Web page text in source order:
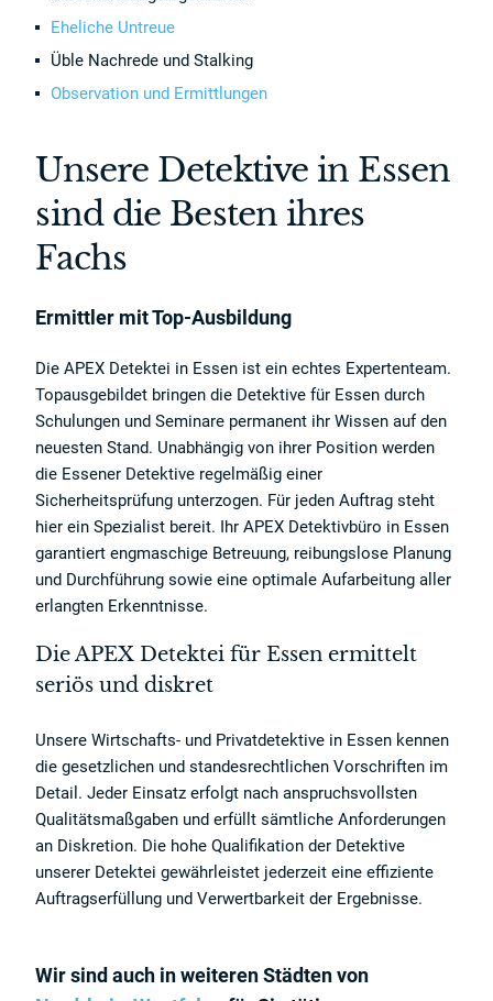
Eheliche Untreue
Üble Nachrede und Stalking
Observation und Ermittlungen
Unsere Detektive in Essen
sind die Besten ihres
Fachs
Ermittler mit Top-Ausbildung
Die APEX Detektei in Essen ist ein echtes Expertenteam.
Topausgebildet bringen die Detektive für Essen durch
Schulungen und Seminare permanent ihr Wissen auf den
neuesten Stand. Unabhängig von ihrer Position werden
die Essener Detektive regelmäßig einer
Sicherheitsprüfung unterzogen. Für jeden Auftrag steht
hier ein Spezialist bereit. Ihr APEX Detektivbüro in Essen
garantiert engmaschige Betreuung, reibungslose Planung
und Durchführung sowie eine optimale Aufarbeitung aller
erlangten Erkenntnisse.
Die APEX Detektei für Essen ermittelt
seriös und diskret
Unsere Wirtschafts- und Privatdetektive in Essen kennen
die gesetzlichen und standesrechtlichen Vorschriften im
Detail. Jeder Einsatz erfolgt nach anspruchsvollsten
Qualitätsmaßgaben und erfüllt sämtliche Anforderungen
an Diskretion. Die hohe Qualifikation der Detektive
unserer Detektei gewährleistet jederzeit eine effiziente
Auftragserfüllung und Verwertbarkeit der Ergebnisse.
Wir sind auch in weiteren Städten von